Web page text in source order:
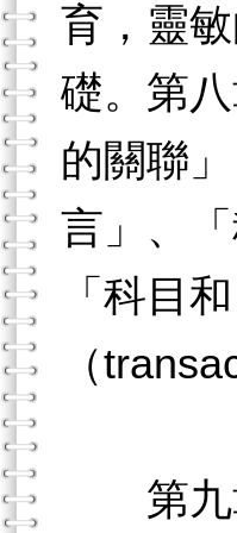
育，靈
礎。第
的關聯
言」、
「科目
（
第九章